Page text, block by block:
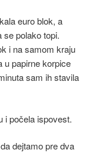
euro blok, a
se polako topi.
i na samom kraju
u papirne korpice
sam ih stavila
i počela ispovest.
dejtamo pre dva